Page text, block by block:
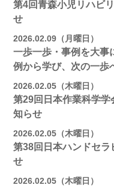
第4回青森小児リハビ
せ
2026.02.09（月曜日）
一歩一歩・事例を大事
例から学び、次の一歩
2026.02.05（木曜日）
第29回日本作業科学
知らせ
2026.02.05（木曜日）
第38回日本ハンドセラ
せ
2026.02.05（木曜日）